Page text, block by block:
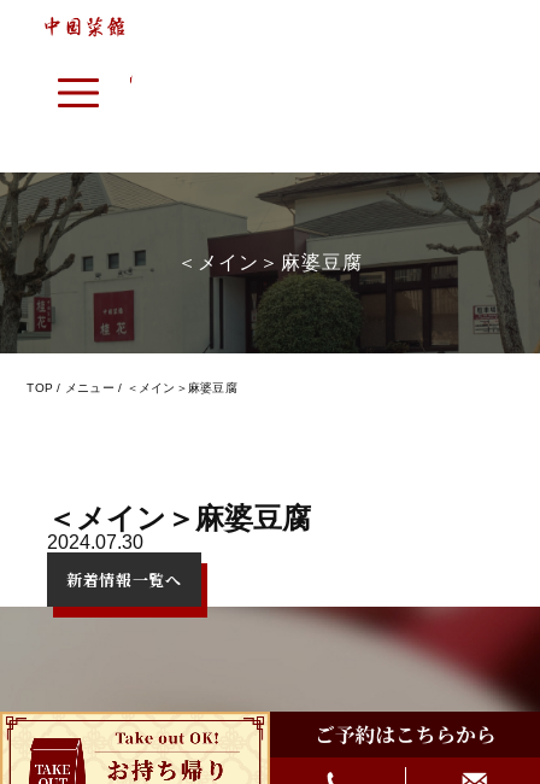
本格中華へのアプローチ
7つのこだわり
メニュー
＜メイン＞麻婆豆腐
TOP メニュー ＜メイン＞麻婆豆腐
＜メイン＞麻婆豆腐
2024.07.30
新着情報一覧へ